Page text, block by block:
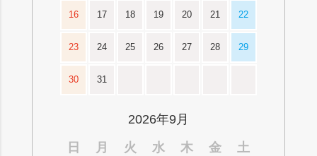
16 17 18 19 20 21 22
23 24 25 26 27 28 29
30 31
2026年9月
日
月 火 水 木 金 土